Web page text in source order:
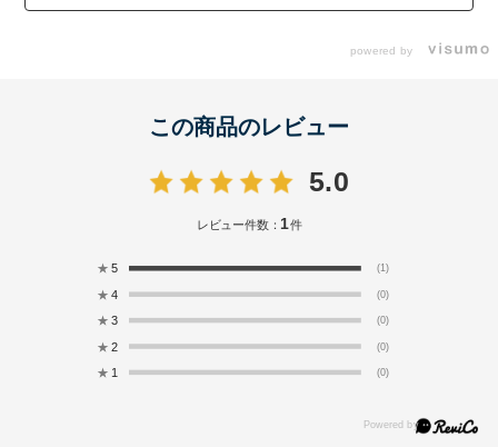
powered by
この商品のレビュー
5.0
レビュー件数：1件
★ 5 (1)
★ 4 (0)
★ 3 (0)
★ 2 (0)
★ 1 (0)